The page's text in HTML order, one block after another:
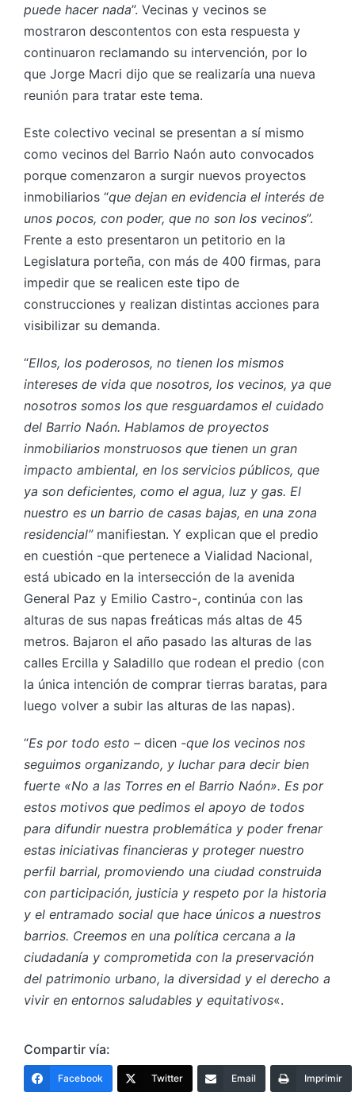
puede hacer nada”. Vecinas y vecinos se
mostraron descontentos con esta respuesta y
continuaron reclamando su intervención, por lo
que Jorge Macri dijo que se realizaría una nueva
reunión para tratar este tema.
Este colectivo vecinal se presentan a sí mismo
como vecinos del Barrio Naón auto convocados
porque comenzaron a surgir nuevos proyectos
inmobiliarios “que dejan en evidencia el interés de
unos pocos, con poder, que no son los vecinos”.
Frente a esto presentaron un petitorio en la
Legislatura porteña, con más de 400 firmas, para
impedir que se realicen este tipo de
construcciones y realizan distintas acciones para
visibilizar su demanda.
“Ellos, los poderosos, no tienen los mismos
intereses de vida que nosotros, los vecinos, ya que
nosotros somos los que resguardamos el cuidado
del Barrio Naón. Hablamos de proyectos
inmobiliarios monstruosos que tienen un gran
impacto ambiental, en los servicios públicos, que
ya son deficientes, como el agua, luz y gas. El
nuestro es un barrio de casas bajas, en una zona
residencial” manifiestan. Y explican que el predio
en cuestión -que pertenece a Vialidad Nacional,
está ubicado en la intersección de la avenida
General Paz y Emilio Castro-, continúa con las
alturas de sus napas freáticas más altas de 45
metros. Bajaron el año pasado las alturas de las
calles Ercilla y Saladillo que rodean el predio (con
la única intención de comprar tierras baratas, para
luego volver a subir las alturas de las napas).
“Es por todo esto – dicen -que los vecinos nos
seguimos organizando, y luchar para decir bien
fuerte «No a las Torres en el Barrio Naón». Es por
estos motivos que pedimos el apoyo de todos
para difundir nuestra problemática y poder frenar
estas iniciativas financieras y proteger nuestro
perfil barrial, promoviendo una ciudad construida
con participación, justicia y respeto por la historia
y el entramado social que hace únicos a nuestros
barrios. Creemos en una política cercana a la
ciudadanía y comprometida con la preservación
del patrimonio urbano, la diversidad y el derecho a
vivir en entornos saludables y equitativos«.
Compartir vía:
Facebook Twitter Email Imprimir